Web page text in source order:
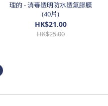
理的 - 消毒透明防水透氣膠膜
(40片)
HK$21.00
HK$25.00